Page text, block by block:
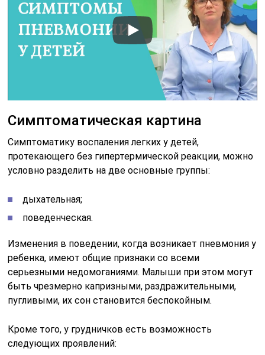
Симптоматическая картина
Симптоматику воспаления легких у детей,
протекающего без гипертермической реакции, можно
условно разделить на две основные группы:
дыхательная;
поведенческая.
Изменения в поведении, когда возникает пневмония у
ребенка, имеют общие признаки со всеми
серьезными недомоганиями. Малыши при этом могут
быть чрезмерно капризными, раздражительными,
пугливыми, их сон становится беспокойным.
Кроме того, у грудничков есть возможность
следующих проявлений: